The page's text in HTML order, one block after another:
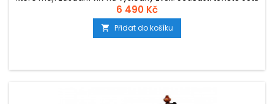
je podlouhlé, nárazuvzdorné pouzdro s vnitřními přihrádkami
na příslušenství a vnější kapsou na noty, smyčec z
brazilwood a...
6 490 Kč
 Přidat do košíku